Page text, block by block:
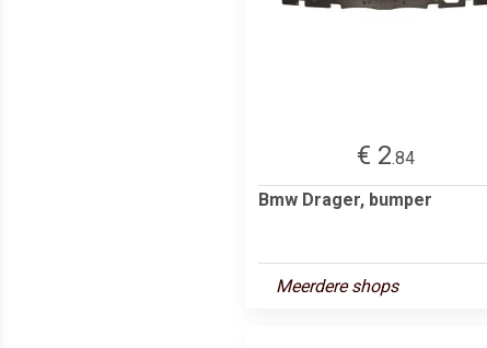
€ 2.84
Bmw Drager, bumper
Meerdere shops